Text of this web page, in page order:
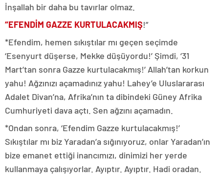
İnşallah bir daha bu tavırlar olmaz.
“EFENDİM GAZZE KURTULACAKMIŞ!”
*Efendim, hemen sıkıştılar mı geçen seçimde
‘Esenyurt düşerse, Mekke düşüyordu!’ Şimdi, ‘31
Mart’tan sonra Gazze kurtulacakmış!’ Allah’tan korkun
yahu! Ağzınızı açamadınız yahu! Lahey’e Uluslararası
Adalet Divan’na, Afrika’nın ta dibindeki Güney Afrika
Cumhuriyeti dava açtı. Sen ağzını açamadın.
*Ondan sonra, ‘Efendim Gazze kurtulacakmış!’
Sıkıştılar mı biz Yaradan’a sığınıyoruz, onlar Yaradan’ın
bize emanet ettiği inancımızı, dinimizi her yerde
kullanmaya çalışıyorlar. Ayıptır. Ayıptır. Hadi oradan.